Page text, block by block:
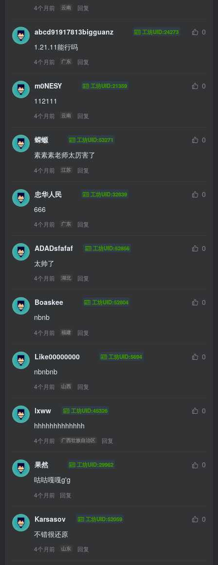
4个月前 云南 回复
abcd91917813bigguanz 工坊UID:24273
0
1.21.11能行吗
4个月前 广东 回复
m0NESY 工坊UID:21359
0
112111
4个月前 云南 回复
蝾螈 工坊UID:53271
0
素素素老师太厉害了
4个月前 江苏 回复
忠华人民 工坊UID:32839
0
666
4个月前 广东 回复
ADADsfafaf 工坊UID:52856
0
太帅了
4个月前 湖北 回复
Boaskee 工坊UID:52804
0
nbnb
4个月前 福建 回复
Like00000000 工坊UID:5694
0
nbnbnb
4个月前 山西 回复
lxww 工坊UID:45326
0
hhhhhhhhhhhhh
4个月前 广西壮族自治区 回复
果然 工坊UID:29962
0
咕咕嘎嘎g'g
4个月前 回复
Karsasov 工坊UID:52059
0
不错很还原
4个月前 山东 回复